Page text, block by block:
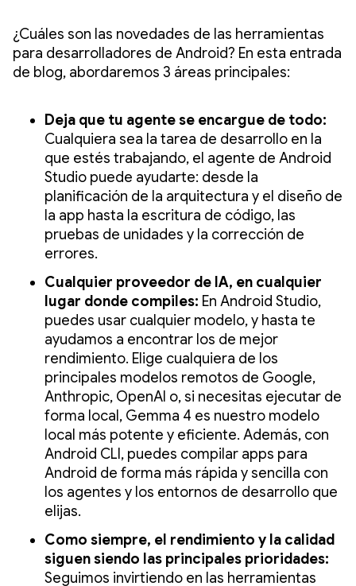
¿Cuáles son las novedades de las herramientas
para desarrolladores de Android? En esta entrada
de blog, abordaremos 3 áreas principales:
Deja que tu agente se encargue de todo:
Cualquiera sea la tarea de desarrollo en la
que estés trabajando, el agente de Android
Studio puede ayudarte: desde la
planificación de la arquitectura y el diseño de
la app hasta la escritura de código, las
pruebas de unidades y la corrección de
errores.
Cualquier proveedor de IA, en cualquier
lugar donde compiles: En Android Studio,
puedes usar cualquier modelo, y hasta te
ayudamos a encontrar los de mejor
rendimiento. Elige cualquiera de los
principales modelos remotos de Google,
Anthropic, OpenAI o, si necesitas ejecutar de
forma local, Gemma 4 es nuestro modelo
local más potente y eficiente. Además, con
Android CLI, puedes compilar apps para
Android de forma más rápida y sencilla con
los agentes y los entornos de desarrollo que
elijas.
Como siempre, el rendimiento y la calidad
siguen siendo las principales prioridades:
Seguimos invirtiendo en las herramientas